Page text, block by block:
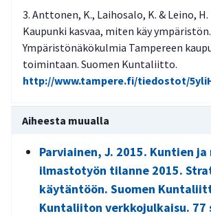
Anttonen, K., Laihosalo, K. & Leino,
Kaupunki kasvaa, miten käy ympäristön.
Ympäristönäkökulmia Tampereen
toimintaan. Suomen Kuntaliitto.
http://www.tampere.fi/tiedostot/
Aiheesta muualla
Parviainen, J. 2015. Kuntien
ilmastotyön tilanne 2015.
käytäntöön. Suomen
Kuntaliiton verkkojulkaisu. 77